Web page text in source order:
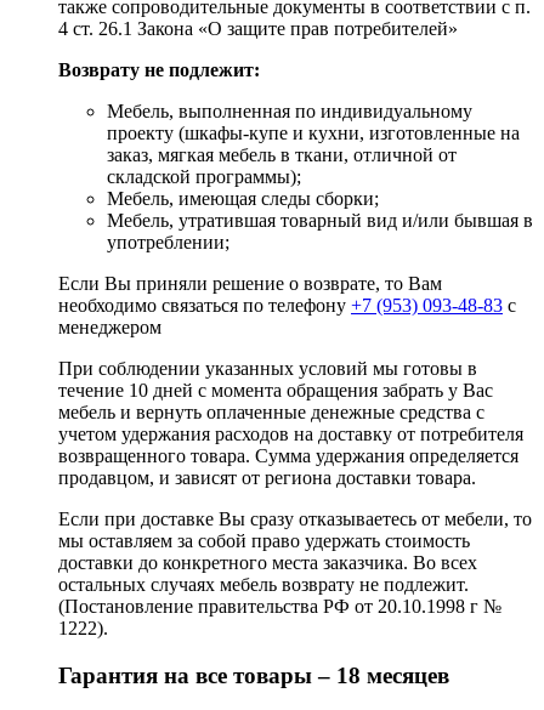
также сопроводительные документы в соответствии с п.
4 ст. 26.1 Закона «О защите прав потребителей»
Возврату не подлежит:
Мебель, выполненная по индивидуальному
проекту (шкафы-купе и кухни, изготовленные на
заказ, мягкая мебель в ткани, отличной от
складской программы);
Мебель, имеющая следы сборки;
Мебель, утратившая товарный вид и/или бывшая в
употреблении;
Если Вы приняли решение о возврате, то Вам
необходимо связаться по телефону +7 (953) 093-48-83 с
менеджером
При соблюдении указанных условий мы готовы в
течение 10 дней с момента обращения забрать у Вас
мебель и вернуть оплаченные денежные средства с
учетом удержания расходов на доставку от потребителя
возвращенного товара. Сумма удержания определяется
продавцом, и зависят от региона доставки товара.
Если при доставке Вы сразу отказываетесь от мебели, то
мы оставляем за собой право удержать стоимость
доставки до конкретного места заказчика. Во всех
остальных случаях мебель возврату не подлежит.
(Постановление правительства РФ от 20.10.1998 г №
1222).
Гарантия на все товары – 18 месяцев